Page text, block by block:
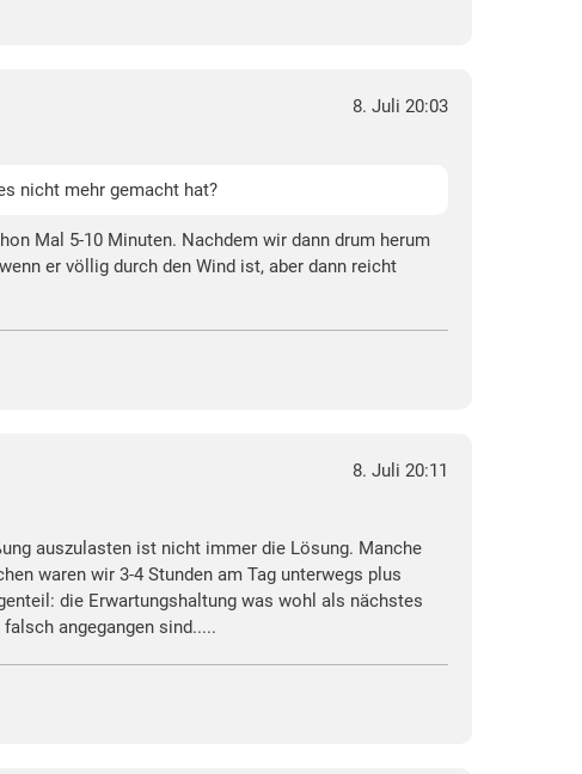
8. Juli 20:03
nicht mehr gemacht hat?
Mal 5-10 Minuten. Nachdem wir dann drum herum
er völlig durch den Wind ist, aber dann reicht
8. Juli 20:11
auszulasten ist nicht immer die Lösung. Manche
waren wir 3-4 Stunden am Tag unterwegs plus
die Erwartungshaltung was wohl als nächstes
angegangen sind.....